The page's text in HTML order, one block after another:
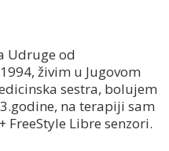
Udruge od
živim u Jugovom
sestra, bolujem
na terapiji sam
Libre senzori.